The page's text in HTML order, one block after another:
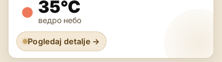
35°C
ведро небо
Pogledaj detalje →